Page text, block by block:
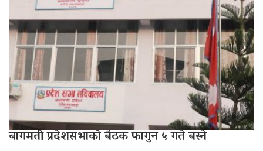
बागमती प्रदेशसभाको बैठक फागुन ५ गते बस्ने